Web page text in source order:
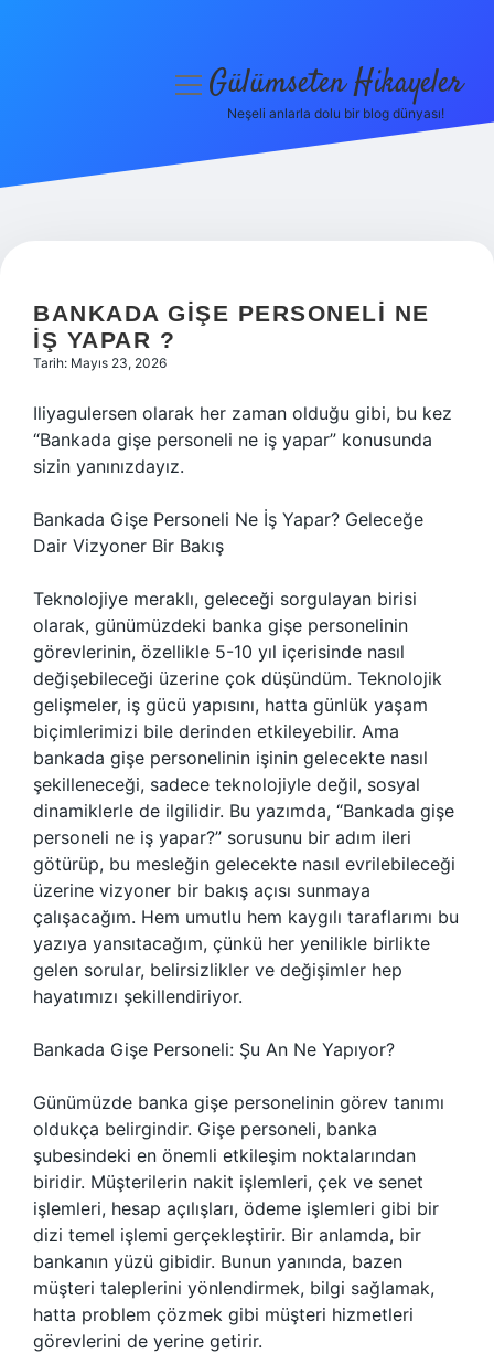
Hakkımızda
menüyüGülümseten Hikayeler
Neşeli anlarla dolu bir blog dünyası!
BANKADA GIŞE PERSONELI NE
IŞ YAPAR ?
Tarih: Mayıs 23, 2026
Iliyagulersen olarak her zaman olduğu gibi, bu kez
“Bankada gişe personeli ne iş yapar” konusunda
sizin yanınızdayız.
Bankada Gişe Personeli Ne İş Yapar? Geleceğe
Dair Vizyoner Bir Bakış
Teknolojiye meraklı, geleceği sorgulayan birisi
olarak, günümüzdeki banka gişe personelinin
görevlerinin, özellikle 5-10 yıl içerisinde nasıl
değişebileceği üzerine çok düşündüm. Teknolojik
gelişmeler, iş gücü yapısını, hatta günlük yaşam
biçimlerimizi bile derinden etkileyebilir. Ama
bankada gişe personelinin işinin gelecekte nasıl
şekilleneceği, sadece teknolojiyle değil, sosyal
dinamiklerle de ilgilidir. Bu yazımda, “Bankada gişe
personeli ne iş yapar?” sorusunu bir adım ileri
götürüp, bu mesleğin gelecekte nasıl evrilebileceği
üzerine vizyoner bir bakış açısı sunmaya
çalışacağım. Hem umutlu hem kaygılı taraflarımı bu
yazıya yansıtacağım, çünkü her yenilikle birlikte
gelen sorular, belirsizlikler ve değişimler hep
hayatımızı şekillendiriyor.
Bankada Gişe Personeli: Şu An Ne Yapıyor?
Günümüzde banka gişe personelinin görev tanımı
oldukça belirgindir. Gişe personeli, banka
şubesindeki en önemli etkileşim noktalarından
biridir. Müşterilerin nakit işlemleri, çek ve senet
işlemleri, hesap açılışları, ödeme işlemleri gibi bir
dizi temel işlemi gerçekleştirir. Bir anlamda, bir
bankanın yüzü gibidir. Bunun yanında, bazen
müşteri taleplerini yönlendirmek, bilgi sağlamak,
hatta problem çözmek gibi müşteri hizmetleri
görevlerini de yerine getirir.